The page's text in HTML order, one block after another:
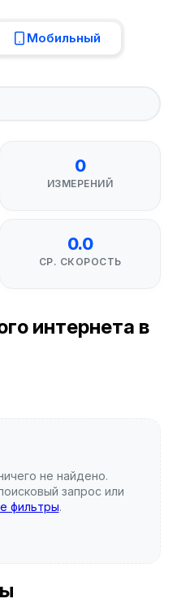
Мобильный
0
ИЗМЕРЕНИЙ
0.0
СР. СКОРОСТЬ
интернета в
не найдено.
запрос или
фильтры.